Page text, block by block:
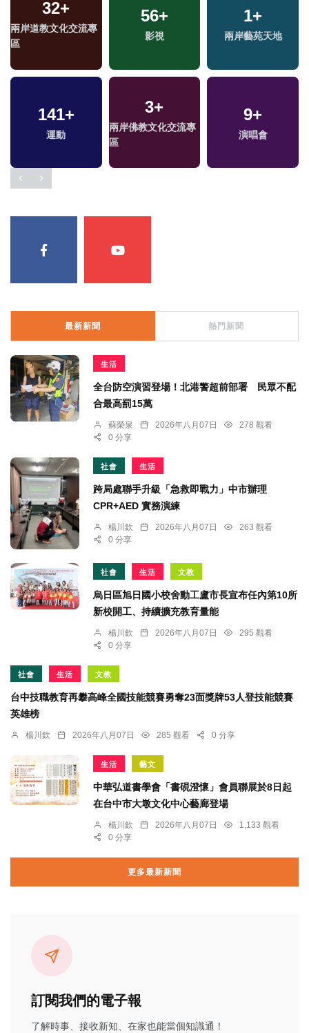
32+
兩岸道教文化交流專
區
56+
影視
1+
兩岸藝苑天地
141+
運動
3+
兩岸佛教文化交流專
區
9+
演唱會
最新新聞 熱門新聞
生活
全台防空演習登場！北港警超前部署 民眾不配
合最高罰15萬
蘇榮泉 2026年八月07日
278 觀看
0 分享
社會 生活
跨局處聯手升級「急救即戰力」中市辦理
CPR+AED 實務演練
楊川欽 2026年八月07日
263 觀看
0 分享
社會 生活 文教
烏日區旭日國小校舍動工盧市長宣布任內第10所
新校開工、持續擴充教育量能
楊川欽 2026年八月07日
295 觀看
0 分享
社會 生活 文教
台中技職教育再攀高峰全國技能競賽勇奪23面獎牌53人登技能競賽
英雄榜
楊川欽 2026年八月07日 285 觀看 0 分享
生活 藝文
中華弘道書學會「書硯澄懷」會員聯展於8日起
在台中市大墩文化中心藝廊登場
楊川欽 2026年八月07日
1,133 觀看
0 分享
更多最新新聞
訂閱我們的電子報
了解時事、接收新知、在家也能當個知識通！